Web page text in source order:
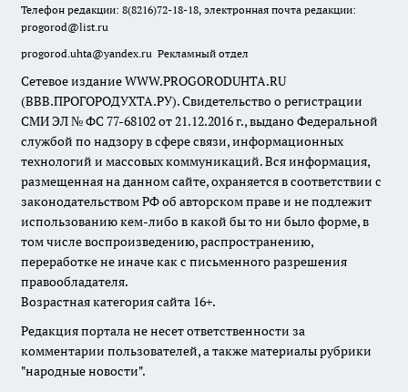
Телефон редакции: 8(8216)72-18-18, электронная почта редакции:
progorod@list.ru
progorod.uhta@yandex.ru Рекламный отдел
Сетевое издание WWW.PROGORODUHTA.RU
(ВВВ.ПРОГОРОДУХТА.РУ). Свидетельство о регистрации
СМИ ЭЛ № ФС 77-68102 от 21.12.2016 г., выдано Федеральной
службой по надзору в сфере связи, информационных
технологий и массовых коммуникаций. Вся информация,
размещенная на данном сайте, охраняется в соответствии с
законодательством РФ об авторском праве и не подлежит
использованию кем-либо в какой бы то ни было форме, в
том числе воспроизведению, распространению,
переработке не иначе как с письменного разрешения
правообладателя.
Возрастная категория сайта 16+.
Редакция портала не несет ответственности за
комментарии пользователей, а также материалы рубрики
"народные новости".